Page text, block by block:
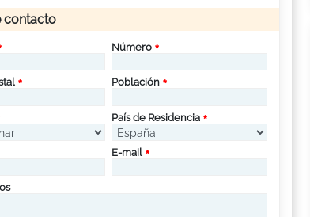
contacto
Número
Población
País de Residencia
E-mail